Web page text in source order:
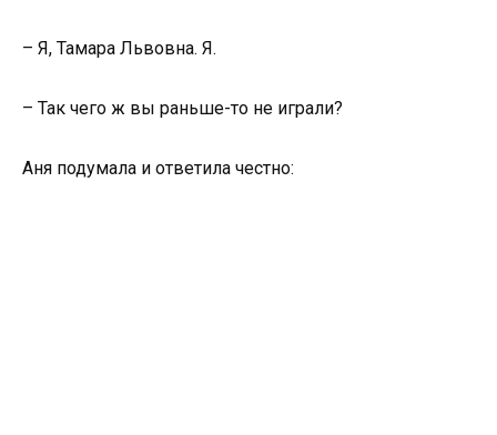
– Я, Тамара Львовна. Я.
– Так чего ж вы раньше-то не играли?
Аня подумала и ответила честно: